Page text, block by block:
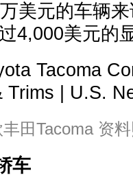
美元的车辆
4,000美元的
田Tacoma 资
车